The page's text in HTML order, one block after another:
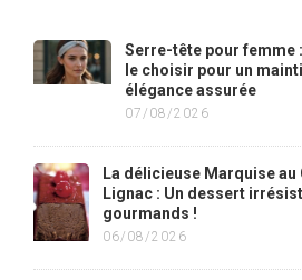
Serre-tête pour femme
le choisir pour un
élégance assurée
07/08/2026
La délicieuse Marquise au
Lignac : Un dessert
gourmands !
06/08/2026